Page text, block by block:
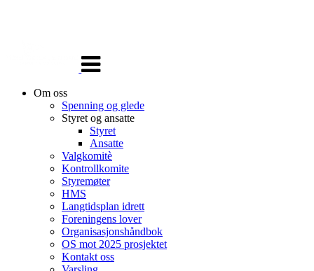
navigasjon
Om oss
Spenning og glede
Styret og ansatte
Styret
Ansatte
Valgkomitè
Kontrollkomite
Styremøter
HMS
Langtidsplan idrett
Foreningens lover
Organisasjonshåndbok
OS mot 2025 prosjektet
Kontakt oss